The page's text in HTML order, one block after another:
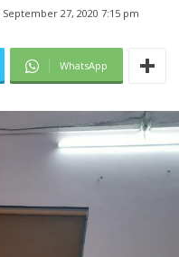
September 27, 2020 7:15 pm
WhatsApp